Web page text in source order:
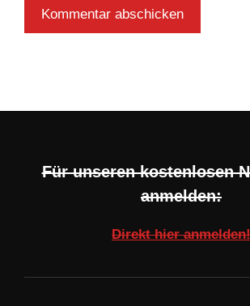
Für unseren kostenlosen
anmelden:
Direkt hier anmelden!